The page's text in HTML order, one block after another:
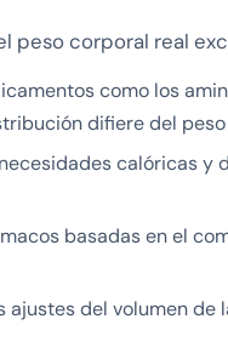
peso corporal real
como los
difiere del
calóricas y
basadas en el
ajustes del volumen